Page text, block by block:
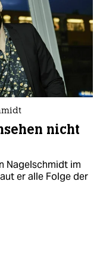
nicht
Nagelschmidt im
er alle Folge der